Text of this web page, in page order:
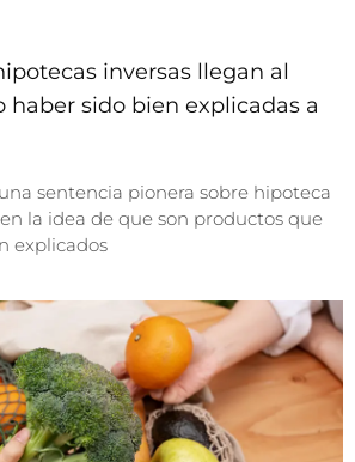
inversas llegan al
haber sido bien explicadas a
sentencia pionera sobre hipoteca
la idea de que son productos que
explicados